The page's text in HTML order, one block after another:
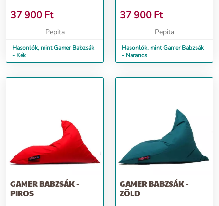
37 900 Ft
Pepita
Hasonlók, mint Gamer Babzsák
- Kék
37 900 Ft
Pepita
Hasonlók, mint Gamer Babzsák
- Narancs
GAMER BABZSÁK -
PIROS
GAMER BABZSÁK -
ZÖLD